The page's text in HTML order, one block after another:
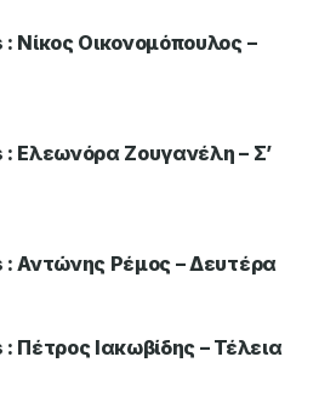
: Νίκος Οικονομόπουλος –
: Ελεωνόρα Ζουγανέλη – Σ’
: Αντώνης Ρέμος – Δευτέρα
: Πέτρος Ιακωβίδης – Τέλεια